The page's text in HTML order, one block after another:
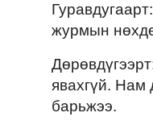
журмын
явахгүй. Нам
барьжээ.